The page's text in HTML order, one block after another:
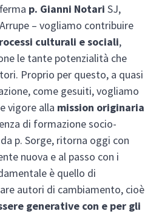
p. Gianni Notari SJ,
– vogliamo contribuire
culturali e sociali,
le tante potenzialità che
Proprio per questo, a quasi
come gesuiti, vogliamo
vigore alla mission originaria
di formazione socio-
p. Sorge, ritorna oggi con
nuova e al passo con i
è quello di
autori di cambiamento, cioè
generative con e per gli